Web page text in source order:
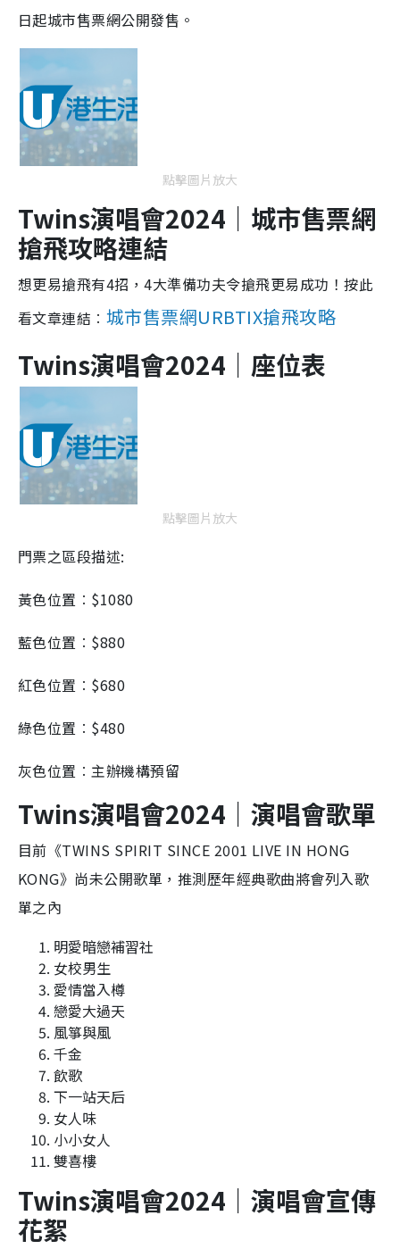
日起城市售票網公開發售。
點擊圖片放大
Twins演唱會2024｜城市售票網
搶飛攻略連結
想更易搶飛有4招，4大準備功夫令搶飛更易成功！按此
看文章連結︰ 城市售票網URBTIX搶飛攻略
Twins演唱會2024｜座位表
點擊圖片放大
門票之區段描述:
黃色位置︰$1080
藍色位置︰$880
紅色位置︰$680
綠色位置︰$480
灰色位置︰主辦機構預留
Twins演唱會2024｜演唱會歌單
目前《TWINS SPIRIT SINCE 2001 LIVE IN HONG
KONG》尚未公開歌單，推測歷年經典歌曲將會列入歌
單之內
明愛暗戀補習社
女校男生
愛情當入樽
戀愛大過天
風箏與風
千金
飲歌
下一站天后
女人味
小小女人
雙喜樓
Twins演唱會2024｜演唱會宣傳
花絮